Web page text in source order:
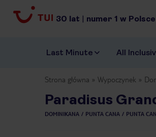
30 lat | numer 1 w Polsce
Last Minute All
Strona główna Wypoczynek
Paradisus
DOMINIKANA PUNTA CANA PUNTA